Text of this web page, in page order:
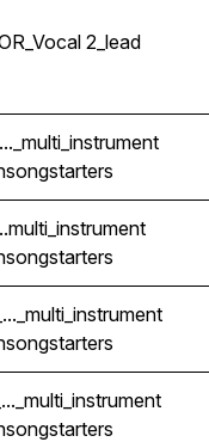
2_lead
songstarters
songstarters
songstarters
songstarters